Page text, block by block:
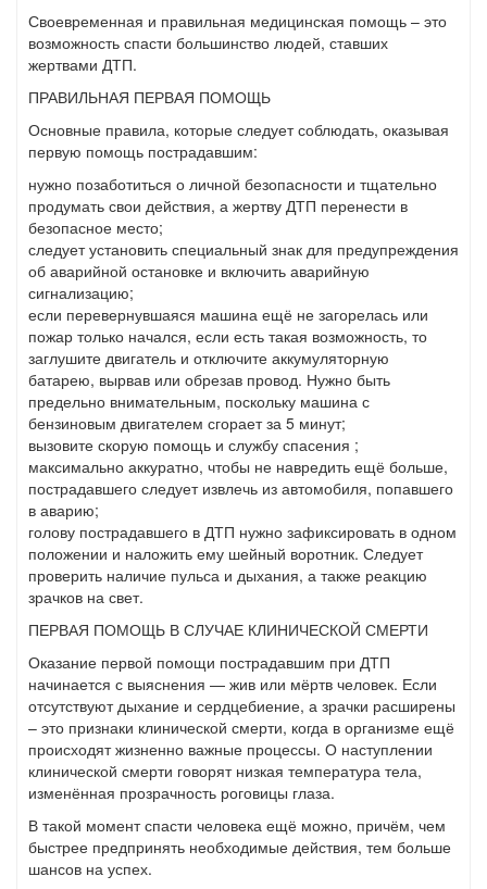
Своевременная и правильная медицинская помощь – это
возможность спасти большинство людей, ставших
жертвами ДТП.
ПРАВИЛЬНАЯ ПЕРВАЯ ПОМОЩЬ
Основные правила, которые следует соблюдать, оказывая
первую помощь пострадавшим:
нужно позаботиться о личной безопасности и тщательно
продумать свои действия, а жертву ДТП перенести в
безопасное место;
следует установить специальный знак для предупреждения
об аварийной остановке и включить аварийную
сигнализацию;
если перевернувшаяся машина ещё не загорелась или
пожар только начался, если есть такая возможность, то
заглушите двигатель и отключите аккумуляторную
батарею, вырвав или обрезав провод. Нужно быть
предельно внимательным, поскольку машина с
бензиновым двигателем сгорает за 5 минут;
вызовите скорую помощь и службу спасения ;
максимально аккуратно, чтобы не навредить ещё больше,
пострадавшего следует извлечь из автомобиля, попавшего
в аварию;
голову пострадавшего в ДТП нужно зафиксировать в одном
положении и наложить ему шейный воротник. Следует
проверить наличие пульса и дыхания, а также реакцию
зрачков на свет.
ПЕРВАЯ ПОМОЩЬ В СЛУЧАЕ КЛИНИЧЕСКОЙ СМЕРТИ
Оказание первой помощи пострадавшим при ДТП
начинается с выяснения — жив или мёртв человек. Если
отсутствуют дыхание и сердцебиение, а зрачки расширены
– это признаки клинической смерти, когда в организме ещё
происходят жизненно важные процессы. О наступлении
клинической смерти говорят низкая температура тела,
изменённая прозрачность роговицы глаза.
В такой момент спасти человека ещё можно, причём, чем
быстрее предпринять необходимые действия, тем больше
шансов на успех.